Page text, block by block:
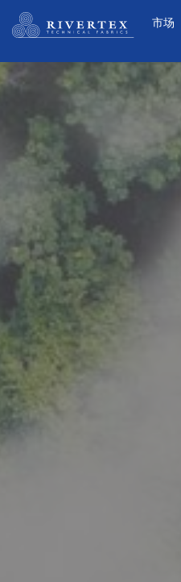
Rivertex技术面料集团 市场